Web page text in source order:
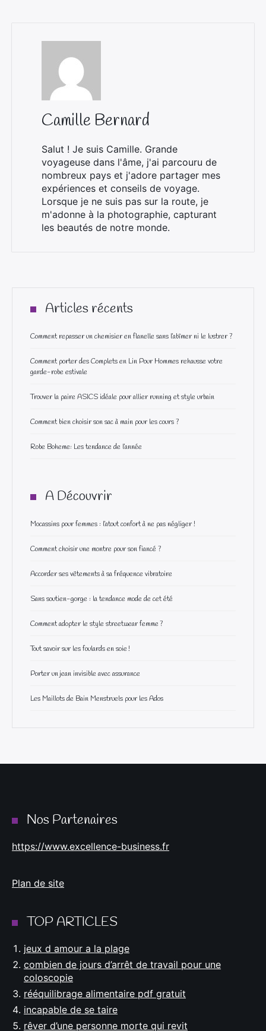
Camille Bernard
Salut ! Je suis Camille. Grande
voyageuse dans l'âme, j'ai parcouru de
nombreux pays et j'adore partager mes
expériences et conseils de voyage.
Lorsque je ne suis pas sur la route, je
m'adonne à la photographie, capturant
les beautés de notre monde.
Articles récents
Comment repasser un chemisier en flanelle sans l’abîmer ni le lustrer ?
Comment porter des Complets en Lin Pour Hommes rehausse votre
garde-robe estivale
Trouver la paire ASICS idéale pour allier running et style urbain
Comment bien choisir son sac à main pour les cours ?
Robe Boheme: Les tendance de l’année
A Découvrir
Mocassins pour femmes : l’atout confort à ne pas négliger !
Comment choisir une montre pour son fiancé ?
Accorder ses vêtements à sa fréquence vibratoire
Sans soutien-gorge : la tendance mode de cet été
Comment adopter le style streetwear femme ?
Tout savoir sur les foulards en soie !
Porter un jean invisible avec assurance
Les Maillots de Bain Menstruels pour les Ados
Nos Partenaires
https://www.excellence-business.fr
Plan de site
TOP ARTICLES
jeux d amour a la plage
combien de jours d’arrêt de travail pour une
coloscopie
rééquilibrage alimentaire pdf gratuit
incapable de se taire
rêver d’une personne morte qui revit